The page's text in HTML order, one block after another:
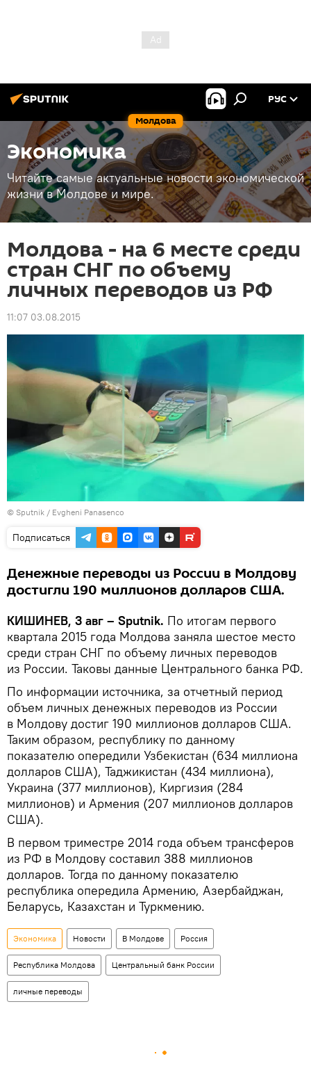
Молдова
РУС
Экономика
Читайте самые актуальные новости экономической
жизни в Молдове и мире.
Молдова - на 6 месте среди
стран СНГ по объему
личных переводов из РФ
11:07 03.08.2015
© Sputnik / Evgheni Panasenco
Подписаться
Денежные переводы из России в Молдову
достигли 190 миллионов долларов США.
КИШИНЕВ, 3 авг – Sputnik. По итогам первого
квартала 2015 года Молдова заняла шестое место
среди стран СНГ по объему личных переводов
из России. Таковы данные Центрального банка РФ.
По информации источника, за отчетный период
объем личных денежных переводов из России
в Молдову достиг 190 миллионов долларов США.
Таким образом, республику по данному
показателю опередили Узбекистан (634 миллиона
долларов США), Таджикистан (434 миллиона),
Украина (377 миллионов), Киргизия (284
миллионов) и Армения (207 миллионов долларов
США).
В первом триместре 2014 года объем трансферов
из РФ в Молдову составил 388 миллионов
долларов. Тогда по данному показателю
республика опередила Армению, Азербайджан,
Беларусь, Казахстан и Туркмению.
Экономика Новости В Молдове Россия
Республика Молдова Центральный банк России
личные переводы